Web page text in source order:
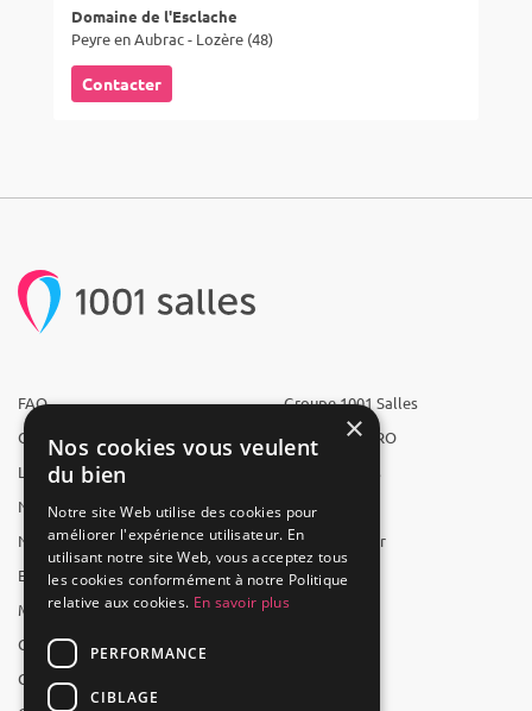
Domaine de l'Esclache
Peyre en Aubrac - Lozère (48)
Contacter
FAQ
Qui sommes-nous ?
L'équipe
Nous recrutons
Nos partenaires
Espace presse
Mentions légales
CGV
CGU
Groupe 1001 Salles
1001 Salles PRO
1001 Traiteurs
1001 Artistes
Reserverunbar
MP2
×
Nos cookies vous veulent
du bien
Notre site Web utilise des cookies pour
améliorer l'expérience utilisateur. En
utilisant notre site Web, vous acceptez tous
les cookies conformément à notre Politique
relative aux cookies. En savoir plus
PERFORMANCE
CIBLAGE